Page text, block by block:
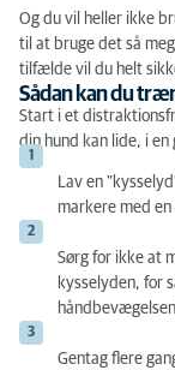
Og du vil heller ikke
til at bruge det så
tilfælde vil du helt
Sådan kan du
Start i et
din hund kan lide, i
Lav en
markere med
Sørg for ikke at
kysselyden, for
Gentag flere